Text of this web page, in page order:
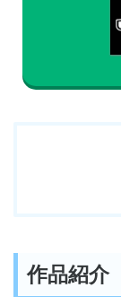
作品紹介